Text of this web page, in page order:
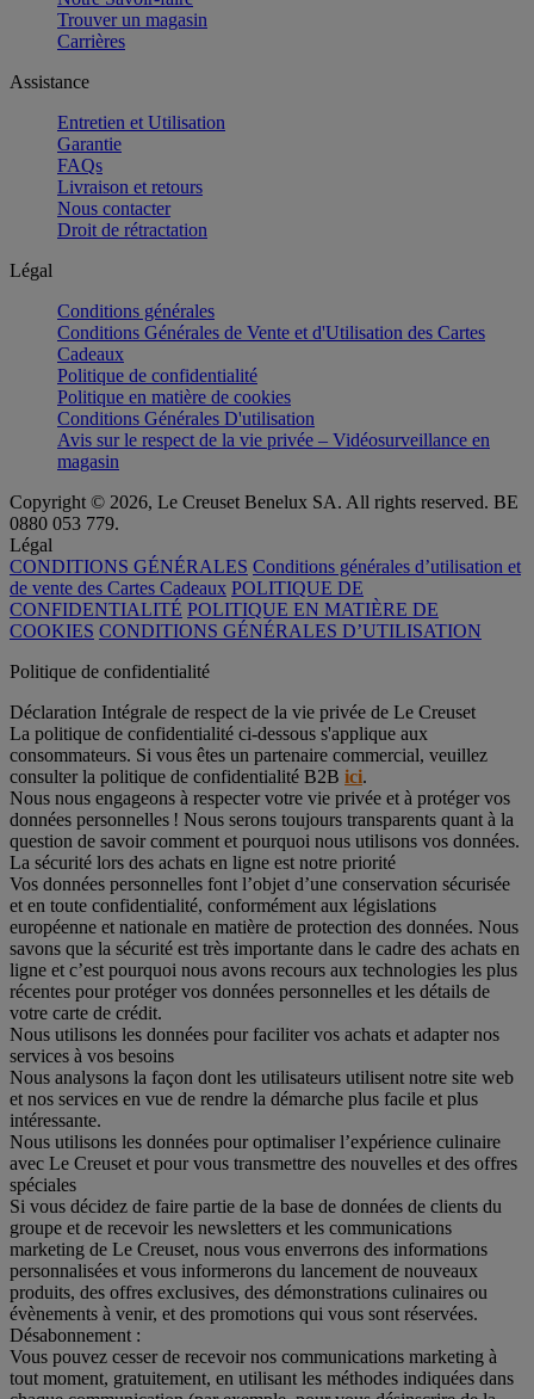
Trouver un magasin
Carrières
Assistance
Entretien et Utilisation
Garantie
FAQs
Livraison et retours
Nous contacter
Droit de rétractation
Légal
Conditions générales
Conditions Générales de Vente et d'Utilisation des Cartes
Cadeaux
Politique de confidentialité
Politique en matière de cookies
Conditions Générales D'utilisation
Avis sur le respect de la vie privée – Vidéosurveillance en
magasin
Copyright © 2026, Le Creuset Benelux SA. All rights reserved. BE
0880 053 779.
Légal
CONDITIONS GÉNÉRALES Conditions générales d’utilisation et
de vente des Cartes Cadeaux POLITIQUE DE
CONFIDENTIALITÉ POLITIQUE EN MATIÈRE DE
COOKIES CONDITIONS GÉNÉRALES D’UTILISATION
Politique de confidentialité
Déclaration Intégrale de respect de la vie privée de Le Creuset
La politique de confidentialité ci-dessous s'applique aux
consommateurs. Si vous êtes un partenaire commercial, veuillez
consulter la politique de confidentialité B2B ici.
Nous nous engageons à respecter votre vie privée et à protéger vos
données personnelles ! Nous serons toujours transparents quant à la
question de savoir comment et pourquoi nous utilisons vos données.
La sécurité lors des achats en ligne est notre priorité
Vos données personnelles font l’objet d’une conservation sécurisée
et en toute confidentialité, conformément aux législations
européenne et nationale en matière de protection des données. Nous
savons que la sécurité est très importante dans le cadre des achats en
ligne et c’est pourquoi nous avons recours aux technologies les plus
récentes pour protéger vos données personnelles et les détails de
votre carte de crédit.
Nous utilisons les données pour faciliter vos achats et adapter nos
services à vos besoins
Nous analysons la façon dont les utilisateurs utilisent notre site web
et nos services en vue de rendre la démarche plus facile et plus
intéressante.
Nous utilisons les données pour optimaliser l’expérience culinaire
avec Le Creuset et pour vous transmettre des nouvelles et des offres
spéciales
Si vous décidez de faire partie de la base de données de clients du
groupe et de recevoir les newsletters et les communications
marketing de Le Creuset, nous vous enverrons des informations
personnalisées et vous informerons du lancement de nouveaux
produits, des offres exclusives, des démonstrations culinaires ou
évènements à venir, et des promotions qui vous sont réservées.
Désabonnement :
Vous pouvez cesser de recevoir nos communications marketing à
tout moment, gratuitement, en utilisant les méthodes indiquées dans